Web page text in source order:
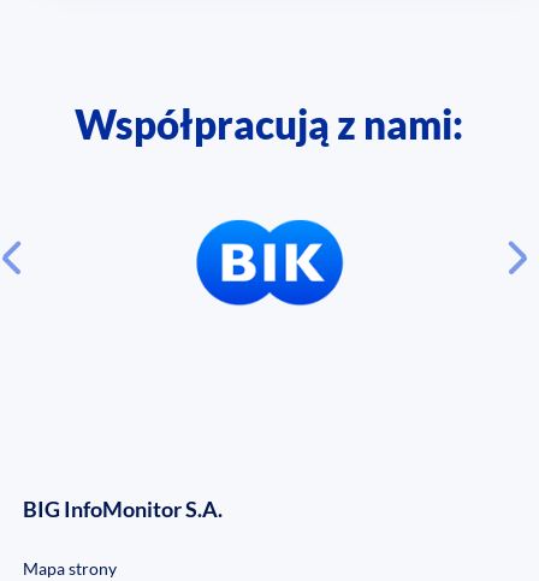
Współpracują z nami:
BIG InfoMonitor S.A.
Mapa strony